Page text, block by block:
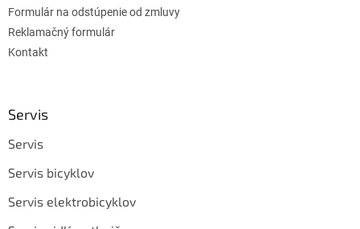
Formulár na odstúpenie od zmluvy
Reklamačný formulár
Kontakt
Servis
Servis
Servis bicyklov
Servis elektrobicyklov